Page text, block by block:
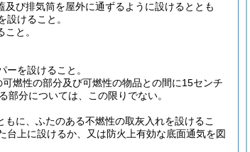
び排気筒を屋外に通ずるように設けるととも
けること。
と。
を設けること。
燃性の部分及び可燃性の物品との間に15センチ
分については、この限りでない。
に、ふたのある不燃性の取灰入れを設けるこ
上に設けるか、又は防火上有効な底面通気を図